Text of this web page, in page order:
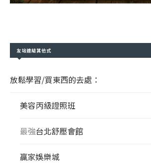
友站連結其他式
放鬆學習/買東西的去處：
美容丙級證照班
最強台北舒壓會館
贏家娛樂城